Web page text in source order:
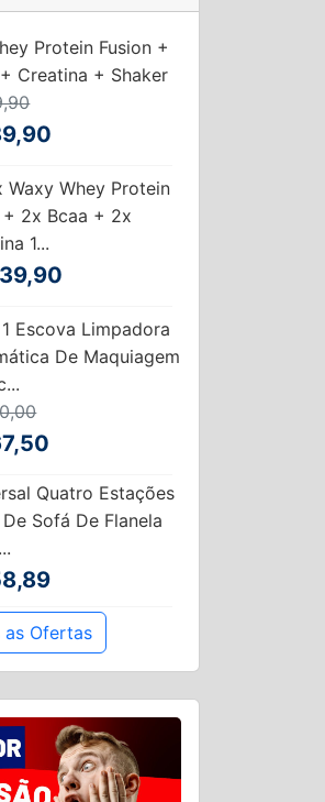
Protein Fusion +
Creatina + Shaker
Waxy Whey Protein
2x Bcaa + 2x
1...
Escova Limpadora
De Maquiagem
Quatro Estações
Sofá De Flanela
as Ofertas